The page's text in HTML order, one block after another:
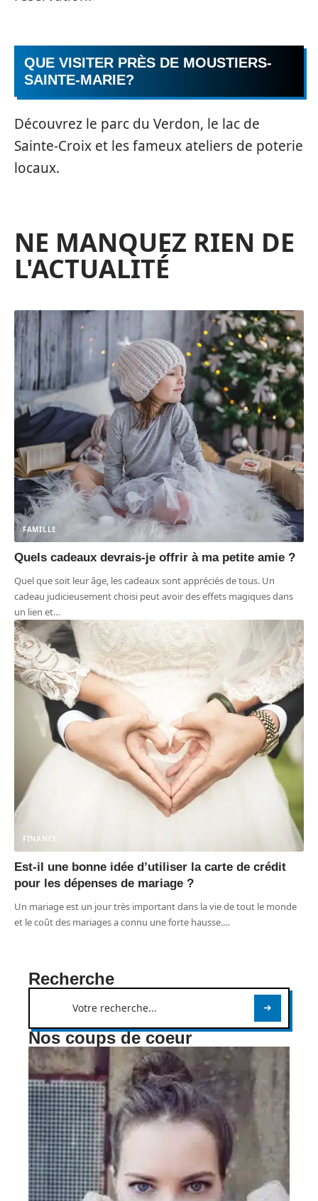
QUE VISITER PRÈS DE MOUSTIERS-
SAINTE-MARIE?
Découvrez le parc du Verdon, le lac de
Sainte-Croix et les fameux ateliers de poterie
locaux.
NE MANQUEZ RIEN DE
L'ACTUALITÉ
FAMILLE
Quels cadeaux devrais-je offrir à ma petite amie ?
Quel que soit leur âge, les cadeaux sont appréciés de tous. Un
cadeau judicieusement choisi peut avoir des effets magiques dans
un lien et…
FINANCE
Est-il une bonne idée d’utiliser la carte de crédit
pour les dépenses de mariage ?
Un mariage est un jour très important dans la vie de tout le monde
et le coût des mariages a connu une forte hausse.…
Recherche
Nos coups de coeur